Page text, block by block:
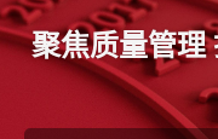
聚焦质量管理